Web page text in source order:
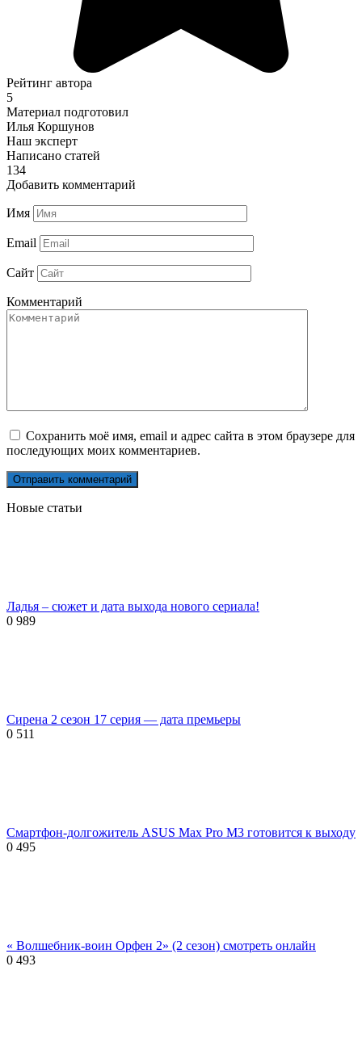
Рейтинг автора
5
Материал подготовил
Илья Коршунов
Наш эксперт
Написано статей
134
Добавить комментарий
Имя
Email
Сайт
Комментарий
Сохранить моё имя, email и адрес сайта в этом браузере для
последующих моих комментариев.
Новые статьи
Ладья – сюжет и дата выхода нового сериала!
0 989
Сирена 2 сезон 17 серия — дата премьеры
0 511
Смартфон-долгожитель ASUS Max Pro M3 готовится к выходу
0 495
« Волшебник-воин Орфен 2» (2 сезон) смотреть онлайн
0 493